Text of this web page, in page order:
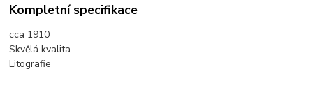
Kompletní specifikace
cca 1910
Skvělá kvalita
Litografie